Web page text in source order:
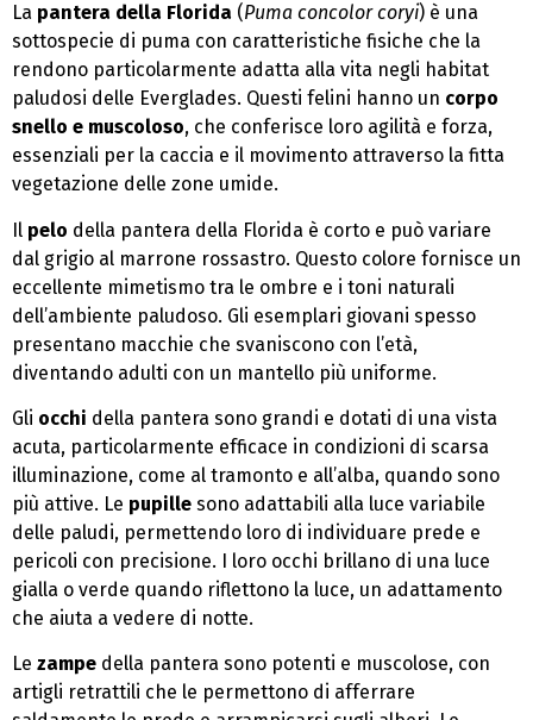
La pantera della Florida (Puma concolor coryi) è una
sottospecie di puma con caratteristiche fisiche che la
rendono particolarmente adatta alla vita negli habitat
paludosi delle Everglades. Questi felini hanno un corpo
snello e muscoloso, che conferisce loro agilità e forza,
essenziali per la caccia e il movimento attraverso la fitta
vegetazione delle zone umide.
Il pelo della pantera della Florida è corto e può variare
dal grigio al marrone rossastro. Questo colore fornisce un
eccellente mimetismo tra le ombre e i toni naturali
dell’ambiente paludoso. Gli esemplari giovani spesso
presentano macchie che svaniscono con l’età,
diventando adulti con un mantello più uniforme.
Gli occhi della pantera sono grandi e dotati di una vista
acuta, particolarmente efficace in condizioni di scarsa
illuminazione, come al tramonto e all’alba, quando sono
più attive. Le pupille sono adattabili alla luce variabile
delle paludi, permettendo loro di individuare prede e
pericoli con precisione. I loro occhi brillano di una luce
gialla o verde quando riflettono la luce, un adattamento
che aiuta a vedere di notte.
Le zampe della pantera sono potenti e muscolose, con
artigli retrattili che le permettono di afferrare